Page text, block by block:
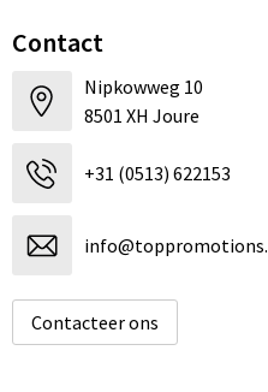
Contact
Nipkowweg 10
8501 XH Joure
+31 (0513) 622153
Contacteer ons